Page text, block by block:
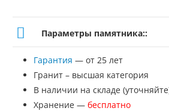
Параметры памятника::
Гарантия — от 25 лет
Гранит – высшая категория
В наличии на складе
Хранение — бесплатно